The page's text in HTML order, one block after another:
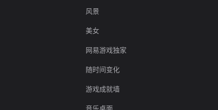
风景
美女
网易游戏独家
随时间变化
游戏成就墙
音乐桌面